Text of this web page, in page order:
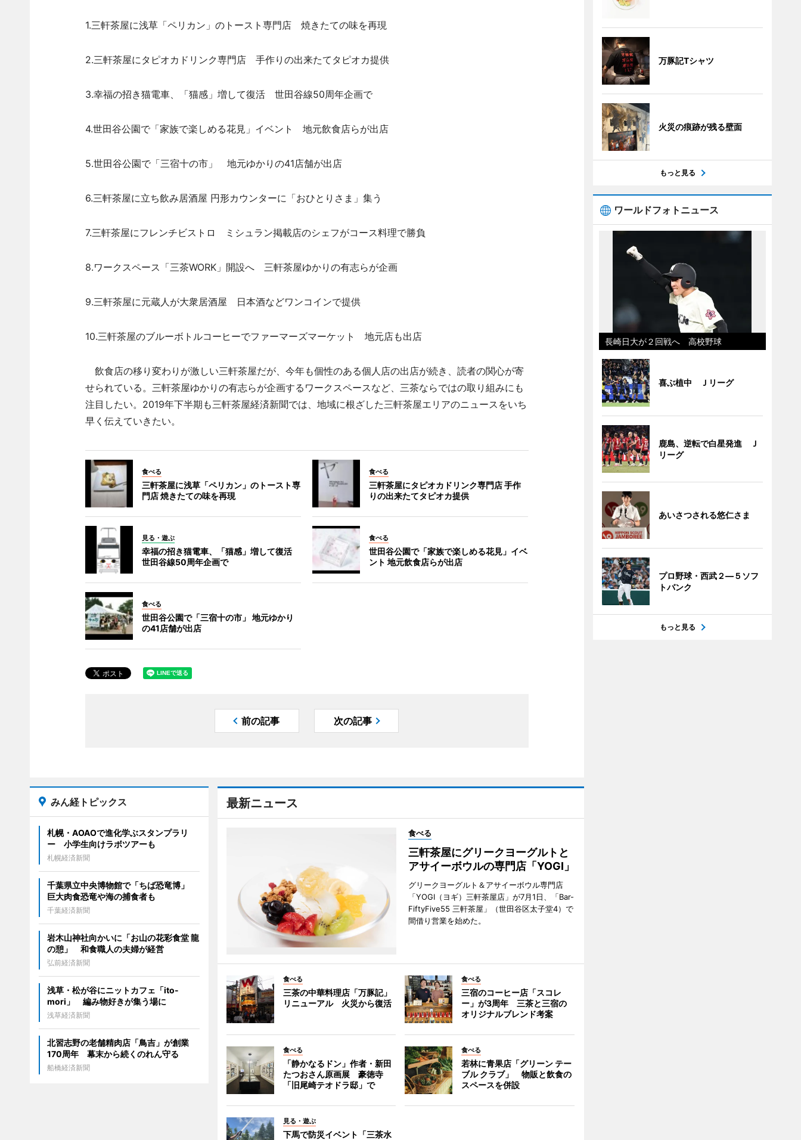
1.三軒茶屋に浅草「ペリカン」のトースト専門店 焼きたての味を再現
2.三軒茶屋にタピオカドリンク専門店 手作りの出来たてタピオカ提供
3.幸福の招き猫電車、「猫感」増して復活 世田谷線50周年企画で
4.世田谷公園で「家族で楽しめる花見」イベント 地元飲食店らが出店
5.世田谷公園で「三宿十の市」 地元ゆかりの41店舗が出店
6.三軒茶屋に立ち飲み居酒屋 円形カウンターに「おひとりさま」集う
7.三軒茶屋にフレンチビストロ ミシュラン掲載店のシェフがコース料理で勝負
8.ワークスペース「三茶WORK」開設へ 三軒茶屋ゆかりの有志らが企画
9.三軒茶屋に元蔵人が大衆居酒屋 日本酒などワンコインで提供
10.三軒茶屋のブルーボトルコーヒーでファーマーズマーケット 地元店も出店
飲食店の移り変わりが激しい三軒茶屋だが、今年も個性のある個人店の出店が続き、読者の関心が寄
せられている。三軒茶屋ゆかりの有志らが企画するワークスペースなど、三茶ならではの取り組みにも
注目したい。2019年下半期も三軒茶屋経済新聞では、地域に根ざした三軒茶屋エリアのニュースをいち
早く伝えていきたい。
食べる
三軒茶屋に浅草「ペリカン」のトースト専
門店 焼きたての味を再現
食べる
三軒茶屋にタピオカドリンク専門店 手作
りの出来たてタピオカ提供
見る・遊ぶ
幸福の招き猫電車、「猫感」増して復活
世田谷線50周年企画で
食べる
世田谷公園で「家族で楽しめる花見」イベ
ント 地元飲食店らが出店
食べる
世田谷公園で「三宿十の市」 地元ゆかり
の41店舗が出店
前の記事 次の記事
最新ニュース
食べる
三軒茶屋にグリークヨーグルトと
アサイーボウルの専門店「YOGI」
グリークヨーグルト＆アサイーボウル専門店
「YOGI（ヨギ）三軒茶屋店」が7月1日、「Bar-
FiftyFive55 三軒茶屋」（世田谷区太子堂4）で
間借り営業を始めた。
食べる
三茶の中華料理店「万豚記」
リニューアル 火災から復活
食べる
三宿のコーヒー店「スコレ
ー」が3周年 三茶と三宿の
オリジナルブレンド考案
食べる
「静かなるドン」作者・新田
たつおさん原画展 豪徳寺
「旧尾崎テオドラ邸」で
食べる
若林に青果店「グリーン テー
ブル クラブ」 物販と飲食の
スペースを併設
見る・遊ぶ
下馬で防災イベント「三茶水
みん経トピックス
札幌・AOAOで進化学ぶスタンプラリ
ー 小学生向けラボツアーも
札幌経済新聞
千葉県立中央博物館で「ちば恐竜博」
巨大肉食恐竜や海の捕食者も
千葉経済新聞
岩木山神社向かいに「お山の花彩食堂 龍
の憩」 和食職人の夫婦が経営
弘前経済新聞
浅草・松が谷にニットカフェ「ito-
mori」 編み物好きが集う場に
浅草経済新聞
北習志野の老舗精肉店「鳥吉」が創業
170周年 幕末から続くのれん守る
船橋経済新聞
万豚記Tシャツ
火災の痕跡が残る壁面
もっと見る
ワールドフォトニュース
長崎日大が２回戦へ 高校野球
喜ぶ植中 Ｊリーグ
鹿島、逆転で白星発進 Ｊ
リーグ
あいさつされる悠仁さま
プロ野球・西武２―５ソフ
トバンク
もっと見る